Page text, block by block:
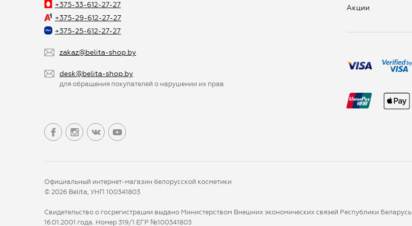
+375-33-612-27-27
+375-29-612-27-27
+375-25-612-27-27
zakaz@belita-shop.by
desk@belita-shop.by
для обращения покупателей о нарушении их прав
Aкции
Официальный интернет-магазин белорусской косметики
© 2026 Belita, УНП 100341803
Свидетельство о госрегистрации выдано Министерством Внешних экономических связей Республики Беларусь
16.01.2001 года. Номер 319/1 ЕГР №100341803